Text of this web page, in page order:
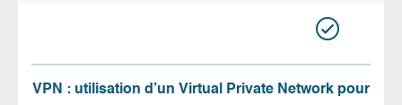
VPN : utilisation d’un Virtual Private Network pour